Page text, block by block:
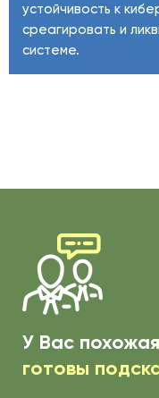
устойчивость к
среагировать и
системе.
У Вас
готовы